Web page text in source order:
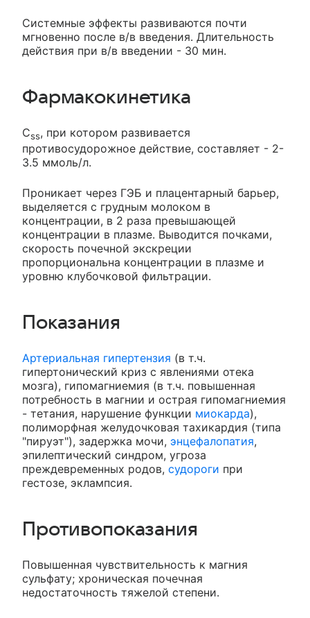
Системные эффекты развиваются почти
мгновенно после в/в введения. Длительность
действия при в/в введении - 30 мин.
Фармакокинетика
Css, при котором развивается
противосудорожное действие, составляет - 2-
3.5 ммоль/л.
Проникает через ГЭБ и плацентарный барьер,
выделяется с грудным молоком в
концентрации, в 2 раза превышающей
концентрации в плазме. Выводится почками,
скорость почечной экскреции
пропорциональна концентрации в плазме и
уровню клубочковой фильтрации.
Показания
Артериальная гипертензия (в т.ч.
гипертонический криз с явлениями отека
мозга), гипомагниемия (в т.ч. повышенная
потребность в магнии и острая гипомагниемия
- тетания, нарушение функции миокарда),
полиморфная желудочковая тахикардия (типа
"пируэт"), задержка мочи, энцефалопатия,
эпилептический синдром, угроза
преждевременных родов, судороги при
гестозе, эклампсия.
Противопоказания
Повышенная чувствительность к магния
сульфату; хроническая почечная
недостаточность тяжелой степени.